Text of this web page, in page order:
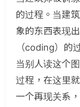
的过程。当建
象的东西表现
（coding）的
当别人读这个
过程，在这里
一个再现关系